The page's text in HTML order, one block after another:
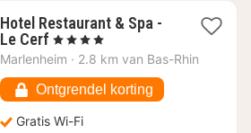
Hotel Restaurant & Spa -
Le Cerf 1
nacht
€
191,19
, 4 Sterren
Marlenheim · 2.8 km van Bas-Rhin
Ontgrendel korting
Gratis Wi-Fi